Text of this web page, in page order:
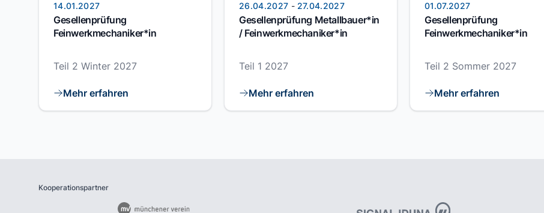
14.01.2027
Gesellenprüfung
Feinwerkmechaniker*in
Teil 2 Winter 2027
Mehr erfahren
26.04.2027 - 27.04.2027
Gesellenprüfung Metallbauer*in
/ Feinwerkmechaniker*in
Teil 1 2027
Mehr erfahren
01.07.2027
Gesellenprüfung
Feinwerkmechaniker*in
Teil 2 Sommer 2027
Mehr erfahren
Kooperationspartner